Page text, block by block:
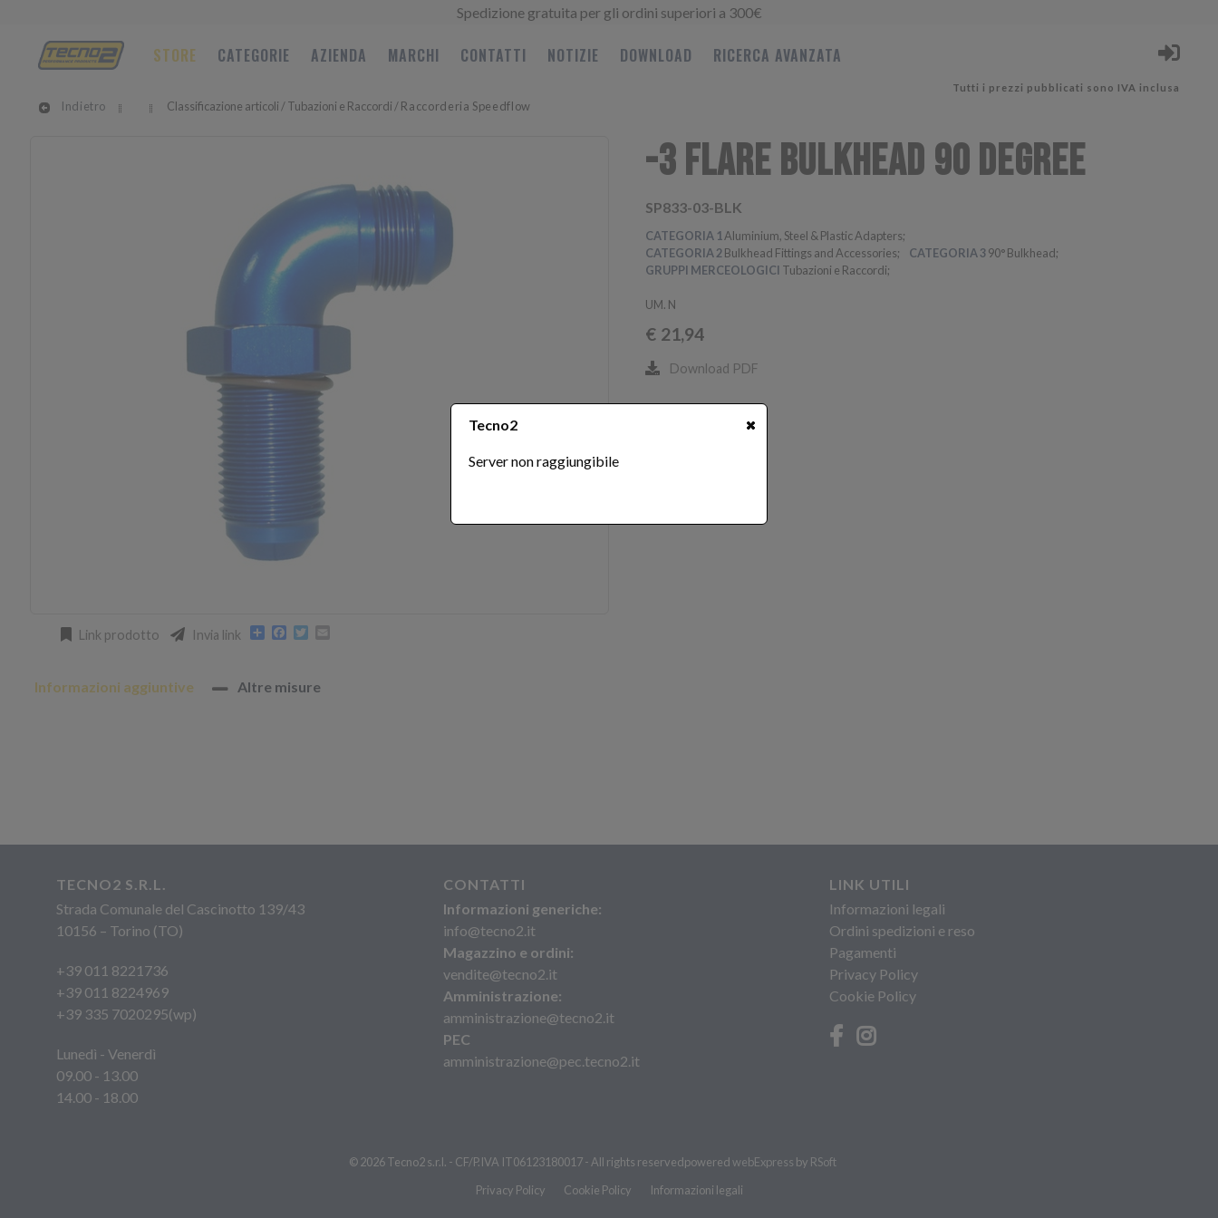
Spedizione gratuita per gli ordini superiori a 300€
Tutti i prezzi pubblicati sono IVA inclusa
STORE CATEGORIE AZIENDA MARCHI CONTATTI NOTIZIE DOWNLOAD RICERCA AVANZATA
Indietro Classificazione articoli / Tubazioni e Raccordi /Raccorderia Speedflow
-3 FLARE BULKHEAD 90 DEGREE
SP833-03-BLK
CATEGORIA 1 Aluminium, Steel & Plastic Adapters
CATEGORIA 2Bulkhead Fittings and Accessories CATEGORIA 390° Bulkhead
GRUPPI MERCEOLOGICI Tubazioni e Raccordi
UM. N
Download PDF
€ 21,94
Link prodotto Invia link Condividi
Facebook
Twitter
Email
Informazioni aggiuntive Altre misure
TECNO2 S.R.L.
Strada Comunale del Cascinotto 139/43
10156 – Torino (TO)
+39 011 8221736
+39 011 8224969
+39 335 7020295(wp)
Lunedì - Venerdì
09.00 - 13.00
14.00 - 18.00
CONTATTI
Informazioni generiche:
info@tecno2.it
Magazzino e ordini:
vendite@tecno2.it
Amministrazione:
amministrazione@tecno2.it
PEC
amministrazione@pec.tecno2.it
LINK UTILI
Informazioni legali
Ordini spedizioni e reso
Pagamenti
Privacy Policy
Cookie Policy
Privacy Policy Cookie Policy Informazioni legali
© 2026 Tecno2 s.r.l. - CF/P.IVA IT06123180017 - All rights reservedpoweredwebExpress by RSoft
Tecno2
Server non raggiungibile